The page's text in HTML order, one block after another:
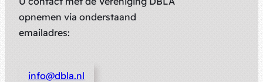
opnemen via onderstaand
emailadres:
info@dbla.nl